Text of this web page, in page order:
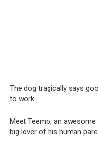
The dog tragically says
to work
Meet Teemo, an
big lover of his human